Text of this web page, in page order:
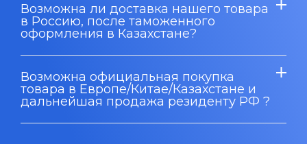
Возможна ли доставка нашего товара
в Россию, после таможенного
оформления в Казахстане?
Возможна официальная покупка
товара в Европе/Китае/Казахстане и
дальнейшая продажа резиденту РФ ?